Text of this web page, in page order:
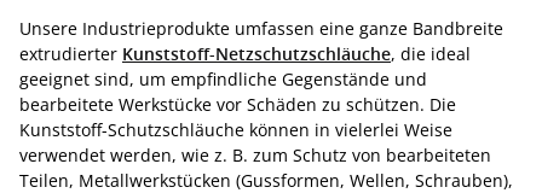
Unsere Industrieprodukte umfassen eine ganze Bandbreite
extrudierter Kunststoff-Netzschutzschläuche, die ideal
geeignet sind, um empfindliche Gegenstände und
bearbeitete Werkstücke vor Schäden zu schützen. Die
Kunststoff-Schutzschläuche können in vielerlei Weise
verwendet werden, wie z. B. zum Schutz von bearbeiteten
Teilen, Metallwerkstücken (Gussformen, Wellen, Schrauben),